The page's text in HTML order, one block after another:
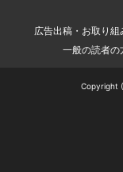
広告出稿・お取り
一般の読者の
Copyright